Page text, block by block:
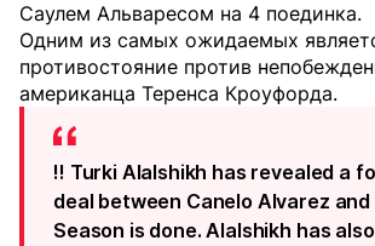
Саулем Альваресом на 4 поединка.
Одним из самых ожидаемых
противостояние против
американца Теренса Кроуфорда.
‼️ Turki Alalshikh has revealed a
deal between Canelo Alvarez and
Season is done. Alalshikh has